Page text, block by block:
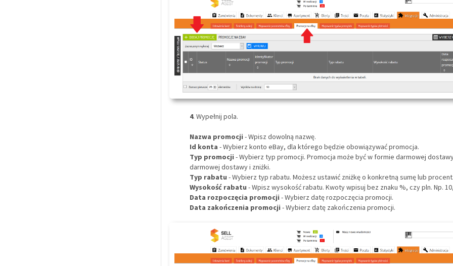
4. Wypełnij pola.
Nazwa promocji - Wpisz dowolną nazwę.
Id konta - Wybierz konto eBay, dla którego będzie obowiązywać promocja.
Typ promocji - Wybierz typ promocji. Promocja może być w formie darmowej
darmowej dostawy i zniżki.
Typ rabatu - Wybierz typ rabatu. Możesz ustawić zniżkę o konkretną sumę lub procent.
Wysokość rabatu - Wpisz wysokość rabatu. Kwoty wpisuj bez znaku %, czy pln. Np.
Data rozpoczęcia promocji - Wybierz datę rozpoczęcia promocji.
Data zakończenia promocji - Wybierz datę zakończenia promocji.